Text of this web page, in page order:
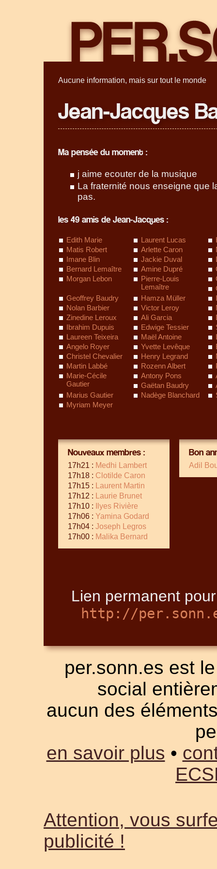
Aucune information, mais sur tout le monde
Jean-Jacques
Ma pensée du moment :
j aime ecouter de la musique
La fraternité nous enseigne que
pas.
les 49 amis de Jean-Jacques :
Edith Marie Laurent Lucas
Matis Robert
Arlette Caron
Imane Blin
Jackie Duval
Bernard Lemaître
Amine Dupré
Morgan Lebon
Pierre-Louis
Lemaître
Geoffrey Baudry
Hamza Müller
Nolan Barbier
Victor Leroy
Zinedine Leroux
Ali Garcia
Ibrahim Dupuis
Edwige Tessier
Laureen Teixeira
Maël Antoine
Angelo Royer
Yvette Levêque
Christel Chevalier
Henry Legrand
Martin Labbé
Rozenn Albert
Marie-Cécile
Gautier
Antony Pons
Gaëtan Baudry
Marius Gautier
Nadège Blanchard
Myriam Meyer
Nouveaux membres :
17h21 : Medhi Lambert
17h18 : Clotilde Caron
17h15 :
Laurent Martin
17h12 :
Laurie Brunet
17h10 :
Ilyes Rivière
17h06 : Yamina Godard
17h04 : Joseph Legros
17h00 : Malika Bernard
Bon
Adil
Lien permanent
http://
per.sonn.es est
social
aucun des
en savoir plus •
Attention, vous
publicité !